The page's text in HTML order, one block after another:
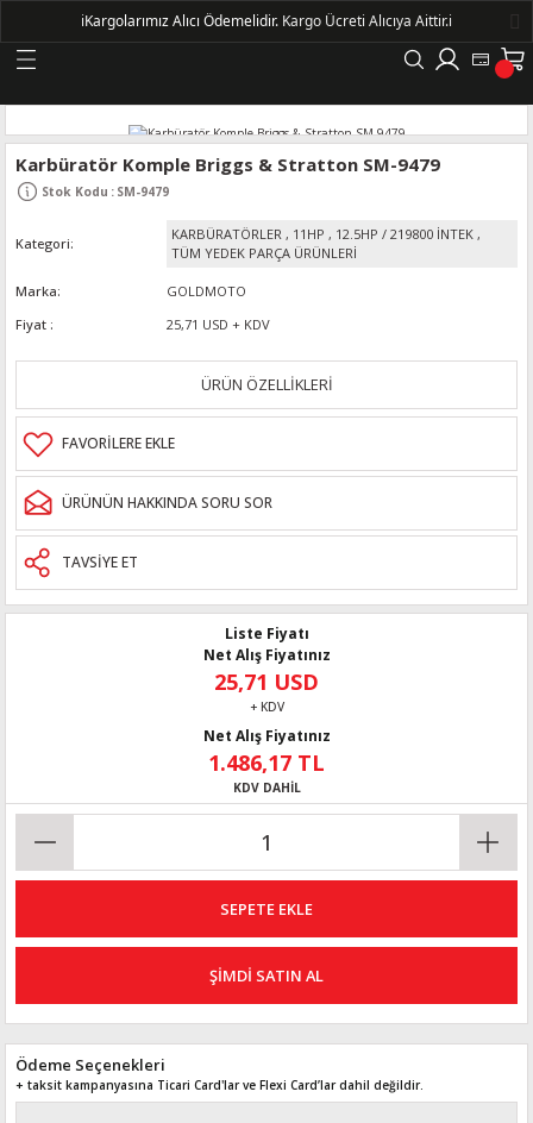
Geri Dön
KASNAKLI ALTERNATÖRLER - 1500
Karbüratör Komple Briggs & Stratton SM-9479
Stok Kodu : SM-9479
Kategori
KARBÜRATÖRLER , 11HP , 12.5HP / 219800 İNTEK ,
TÜM YEDEK PARÇA ÜRÜNLERİ
Marka
GOLDMOTO
Fiyat
25,71 USD + KDV
ÜRÜN ÖZELLİKLERİ
ÜRÜNÜN HAKKINDA SORU SOR
TAVSİYE ET
Liste Fiyatı
Net Alış Fiyatınız
25,71 USD
+ KDV
Net Alış Fiyatınız
1.486,17 TL
KDV DAHİL
SEPETE EKLE
ŞİMDİ SATIN AL
Ödeme Seçenekleri
+ taksit kampanyasına Ticari Card'lar ve Flexi Card’lar dahil değildir.
ℹ️Kargolarımız Alıcı Ödemelidir. Kargo Ücreti Alıcıya Aittir.ℹ️